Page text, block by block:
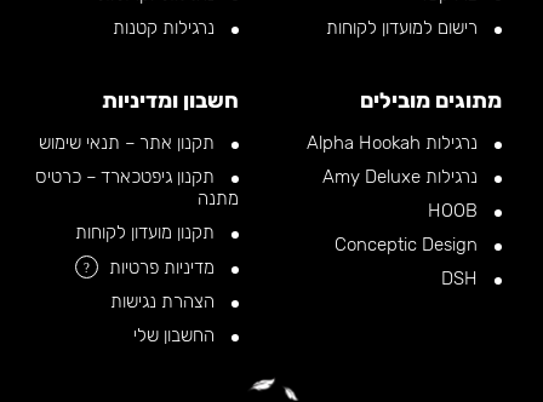
רישום למועדון לקוחות
נרגילות קטנות
מתוגים מובילים
נרגילות Alpha Hookah
נרגילות Amy Deluxe
חשבון ומדיניות
תקנון אתר – תנאי שימוש
תקנון גיפטכארד – כרטיס
מתנה
תקנון מועדון לקוחות
מדיניות פרטיות
?
הצהרת נגישות
החשבון שלי